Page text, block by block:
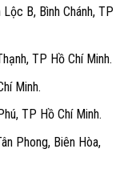
B, Bình Chánh, TP
TP Hồ Chí Minh.
Minh.
TP Hồ Chí Minh.
Phong, Biên Hòa,